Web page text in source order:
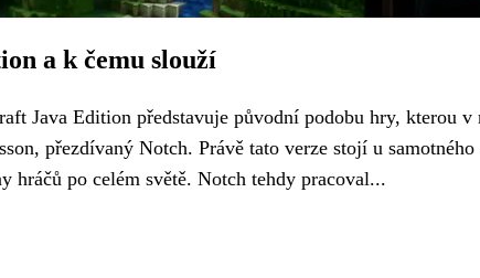
a k čemu slouží
Java Edition představuje původní podobu hry, kterou v
přezdívaný Notch. Právě tato verze stojí u samotného
po celém světě. Notch tehdy pracoval...